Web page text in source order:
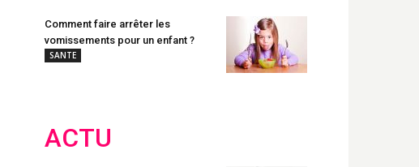
Comment faire arrêter les
vomissements pour un enfant ?
SANTE
ACTU